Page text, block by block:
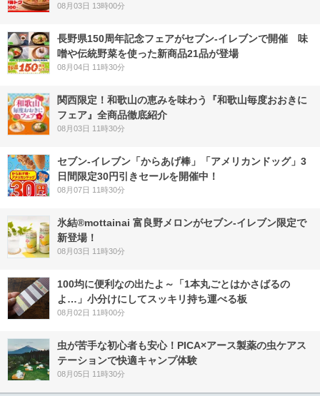
08月03日 13時00分
長野県150周年記念フェアがセブン-イレブンで開催 味
噌や伝統野菜を使った新商品21品が登場
08月04日 11時30分
関西限定！和歌山の恵みを味わう『和歌山毎度おおきに
フェア』全商品徹底紹介
08月03日 11時30分
セブン‐イレブン「からあげ棒」「アメリカンドッグ」3
日間限定30円引きセールを開催中！
08月07日 11時30分
氷結®mottainai 富良野メロンがセブン‐イレブン限定で
新登場！
08月03日 11時30分
100均に便利なの出たよ～「1本丸ごとはかさばるの
よ…」小分けにしてスッキリ持ち運べる板
08月02日 11時00分
虫が苦手な初心者も安心！PICA×アース製薬の虫ケアス
テーションで快適キャンプ体験
08月05日 11時30分